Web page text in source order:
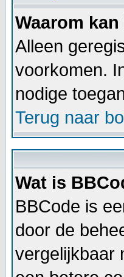
Waarom
Alleen
voorkomen.
nodige
Terug naar
Wat is
BBCode is
door de
vergelijkbaar